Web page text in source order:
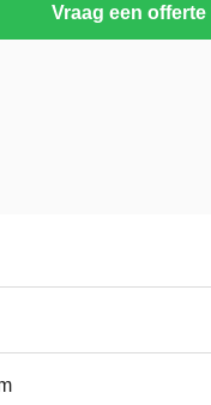
Vraag een offerte